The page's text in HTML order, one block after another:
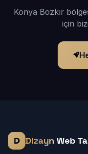
Konya Bozkır
için
Dizayn Web